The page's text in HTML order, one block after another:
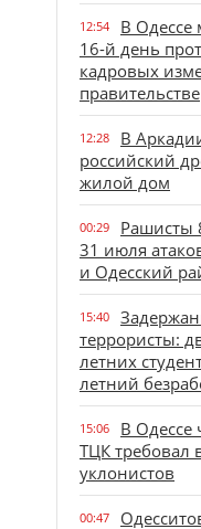
12:54
В Одессе
16-й день
кадровых
правительстве
12:28
В
российский
жилой дом
00:29
Рашисты
31 июля
и Одесский
15:40
террористы:
летних
летний
15:06
В Одессе
ТЦК требовал
уклонистов
00:47